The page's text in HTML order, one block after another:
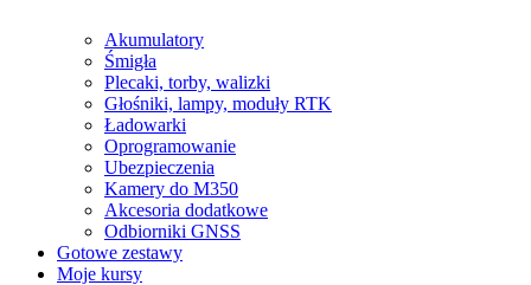
Akumulatory
Śmigła
Plecaki, torby, walizki
Głośniki, lampy, moduły RTK
Ładowarki
Oprogramowanie
Ubezpieczenia
Kamery do M350
Akcesoria dodatkowe
Odbiorniki GNSS
Gotowe zestawy
Moje kursy